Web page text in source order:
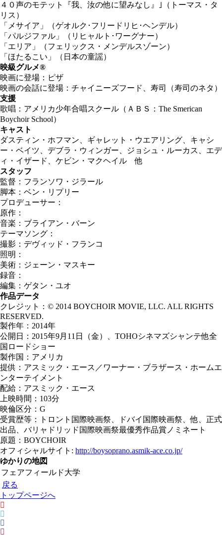
４０声のモテット『我、汝の他に望みなし』｣（トーマス・タ
リス）
「メサイア」（ゲオルク･フリードリヒ･ヘンデル）
「パルジファル」（リヒャルト･ワーグナー）
「エリア」（フェリックス・メンデルスゾーン）
「ほたるこい」（日本の童謡）
映級グルメ®
映画に登場：ピザ
映画の会話に登場：チャイニーズフード、寿司（寿司のネタ）
支援
歌唱：アメリカ少年合唱スクール（ＡＢＳ：The Smerican
Boychoir School）
キャスト
ダスティン・ホフマン、ギャレット・ウエアリング、キャシ
ー・ベイツ、デブラ・ウィンガー、ジョシュ・ルーカス、エデ
ィ・イザード、ケビン・マクヘイル 他
スタッフ
監督：フランソワ・ジラール
脚本：ベン・リプリー
プロデューサー：
原作：
音楽：ブライアン・バーン
テーマソング：
撮影：デヴィッド・フランコ
照明：
美術：ジェーン・マスキー
録音：
編集：ゲタン・ユオ
作品データ
クレジット：© 2014 BOYCHOIR MOVIE, LLC. ALL RIGHTS
RESERVED.
製作年：2014年
公開日：2015年9月11日（金）、TOHOシネマズシャンテ他全
国ロードショー
製作国：アメリカ
提供：アスミック・エース／ワーナー・ブラザース・ホームエ
ンターテイメント
配給：アスミック・エース
上映時間：103分
映倫区分：G
受賞歴等：トロント国際映画祭、ドバイ国際映画祭、他、正式
出品、バリャドリッド国際映画祭最優秀作品賞ノミネート
原題：BOYCHOIR
オフィシャルサイト: http://boysoprano.asmik-ace.co.jp/
ゆかりの地図
フェアフィールド大学
戻る
トップページへ